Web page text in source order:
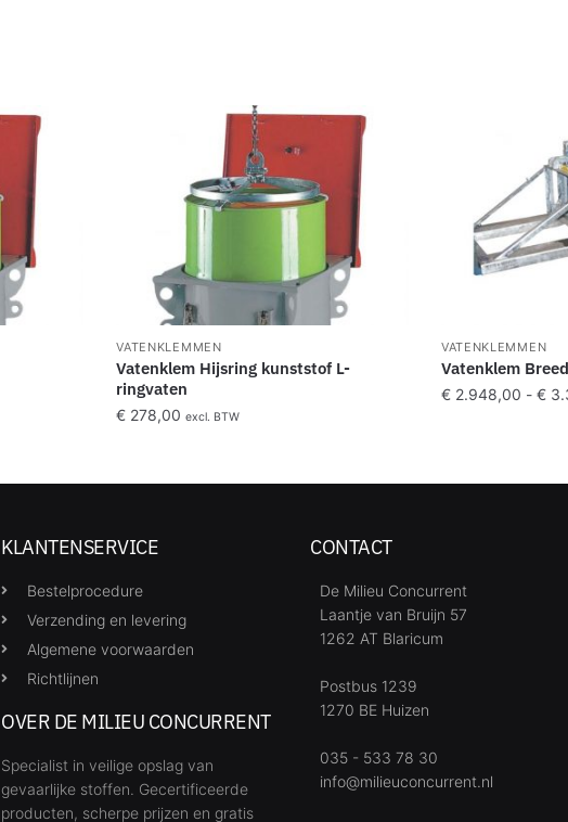
VATENKLEMMEN
Vatenklem Hijsring kunststof L-
ringvaten
€ 278,00 excl. BTW
VATENKLEMMEN
Vatenklem
€2.948,00 - €
KLANTENSERVICE
Bestelprocedure
Verzending en levering
Algemene voorwaarden
Richtlijnen
OVER DE MILIEU CONCURRENT
Specialist in veilige opslag van
gevaarlijke stoffen. Gecertificeerde
producten, scherpe prijzen en gratis
CONTACT
De Milieu Concurrent
Laantje van Bruijn 57
1262 AT Blaricum
Postbus 1239
1270 BE Huizen
035 - 533 78 30
info@milieuconcurrent.nl